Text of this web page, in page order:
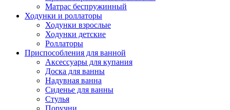
Матрас беспружинный
Ходунки и роллаторы
Ходунки взрослые
Ходунки детские
Роллаторы
Приспособления для ванной
Аксессуары для купания
Доска для ванны
Надувная ванна
Сиденье для ванны
Стулья
Поручни